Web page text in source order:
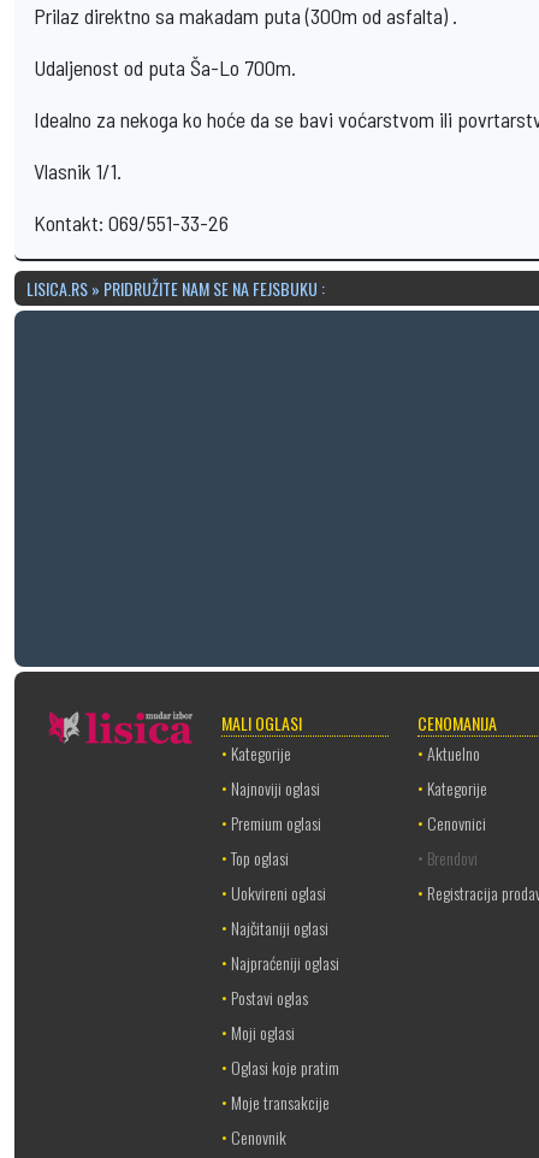
Prilaz direktno sa makadam puta (300m od asfalta) .
Udaljenost od puta Ša-Lo 700m.
Idealno za nekoga ko hoće da se bavi voćarstvom ili
Vlasnik 1/1.
Kontakt: 069/551-33-26
LISICA.RS » PRIDRUŽITE NAM SE NA FEJSBUKU :
MALI OGLASI
• Kategorije
• Najnoviji oglasi
• Premium oglasi
•Top oglasi
• Uokvireni oglasi
• Najčitaniji oglasi
• Najpraćeniji oglasi
• Postavi oglas
• Moji oglasi
• Oglasi koje pratim
• Moje transakcije
• Cenovnik
CENOMANIJA
•Aktuelno
• Kategorije
• Cenovnici
• Brendovi
• Registracija